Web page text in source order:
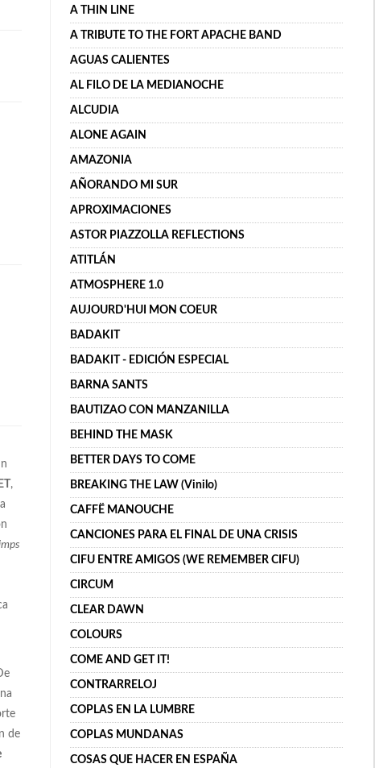
,
de
A THIN LINE
A TRIBUTE TO THE FORT APACHE BAND
AGUAS CALIENTES
AL FILO DE LA MEDIANOCHE
ALCUDIA
ALONE AGAIN
AMAZONIA
AÑORANDO MI SUR
APROXIMACIONES
ASTOR PIAZZOLLA REFLECTIONS
ATITLÁN
ATMOSPHERE 1.0
AUJOURD'HUI MON COEUR
BADAKIT
BADAKIT - EDICIÓN ESPECIAL
BARNA SANTS
BAUTIZAO CON MANZANILLA
BEHIND THE MASK
BETTER DAYS TO COME
BREAKING THE LAW (Vinilo)
CAFFË MANOUCHE
CANCIONES PARA EL FINAL DE UNA CRISIS
CIFU ENTRE AMIGOS (WE REMEMBER CIFU)
CIRCUM
CLEAR DAWN
COLOURS
COME AND GET IT!
CONTRARRELOJ
COPLAS EN LA LUMBRE
COPLAS MUNDANAS
COSAS QUE HACER EN ESPAÑA